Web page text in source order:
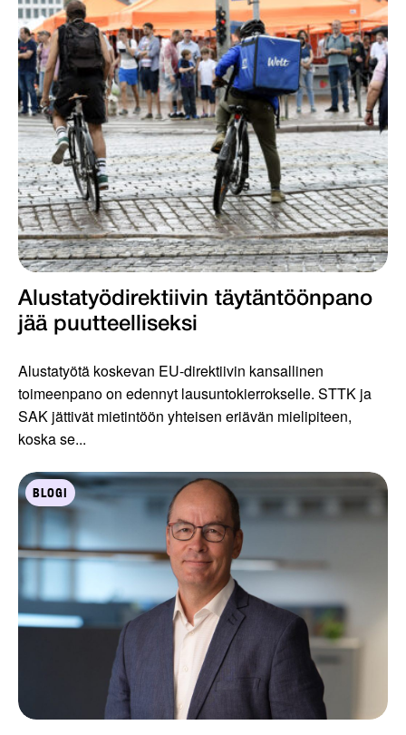
Alustatyödirektiivin täytäntöönpano
jää puutteelliseksi
Alustatyötä koskevan EU-direktiivin kansallinen
toimeenpano on edennyt lausuntokierrokselle. STTK ja
SAK jättivät mietintöön yhteisen eriävän mielipiteen,
koska se...
BLOGI